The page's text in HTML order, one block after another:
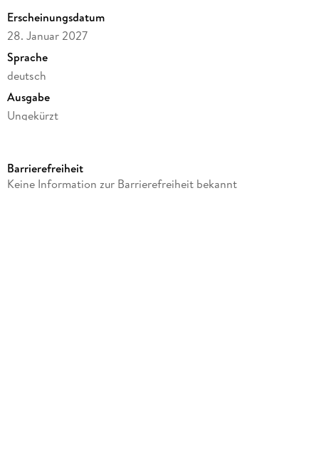
Erscheinungsdatum
28. Januar 2027
Sprache
deutsch
Ausgabe
Ungekürzt
Reihe
Barrierefreiheit
Keine Information zur Barrierefreiheit bekannt